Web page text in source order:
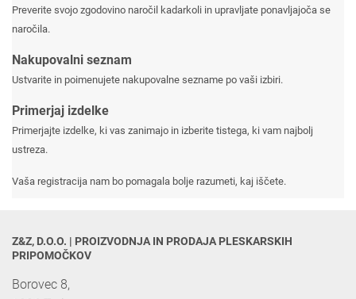
Preverite svojo zgodovino naročil kadarkoli in upravljate ponavljajoča se
naročila.
Nakupovalni seznam
Ustvarite in poimenujete nakupovalne sezname po vaši izbiri.
Primerjaj izdelke
Primerjajte izdelke, ki vas zanimajo in izberite tistega, ki vam najbolj
ustreza.
Vaša registracija nam bo pomagala bolje razumeti, kaj iščete.
Z&Z, D.O.O. | PROIZVODNJA IN PRODAJA PLESKARSKIH
PRIPOMOČKOV
Borovec 8,